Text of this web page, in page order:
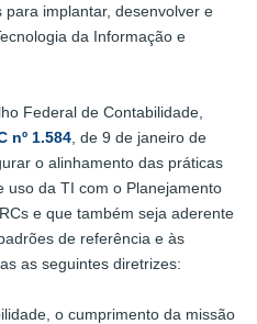
implantar, desenvolver e
da Informação e
Federal de Contabilidade,
nº 1.584 , de 9 de janeiro de
o alinhamento das práticas
uso da TI com o Planejamento
e que também seja aderente
de referência e às
as seguintes diretrizes:
o cumprimento da missão